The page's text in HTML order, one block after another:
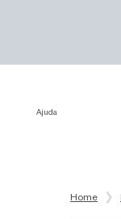
Ajuda
Home